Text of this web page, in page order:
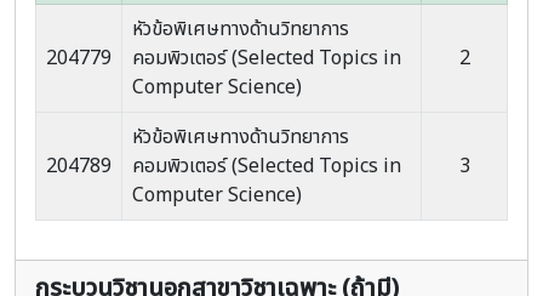
204779
หัวข้อพิเศษทางด้านวิทยาการ
คอมพิวเตอร์ (Selected Topics in
Computer Science)
2
204789
หัวข้อพิเศษทางด้านวิทยาการ
คอมพิวเตอร์ (Selected Topics in
Computer Science)
3